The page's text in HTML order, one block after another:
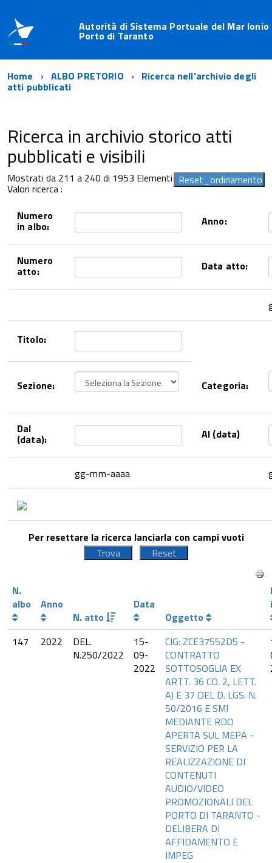
Autorità di Sistema Portuale del Mar Ionio
Porto di Taranto
Home ALBO PRETORIO Ricerca nell'archivio degli
atti pubblicati
Ricerca in archivio storico atti
pubblicati e visibili
Mostrati da 211 a 240 di 1953 Elementi
Valori ricerca :
Numero
in albo: Anno:
Numero
atto: Data atto:
Titolo:
Sezione: Categoria:
Dal
(data): Al (data)
gg-mm-aaaa
Per resettare la ricerca lanciarla con campi vuoti
N.
albo
Anno
N. atto
Data
Oggetto
147 2022
DEL.
N.250/2022
15-
09-
2022
CIG: ZCE37552D5 -
CONTRATTO
SOTTOSOGLIA EX
ARTT. 36 CO. 2, LETT.
A) E 37 DEL D. LGS. N.
50/2016 E SMI
MEDIANTE RDO
APERTA SUL MEPA -
SERVIZIO PER LA
REALIZZAZIONE DI
CONTENUTI
AUDIO/VIDEO
PROMOZIONALI DEL
PORTO DI TARANTO -
DELIBERA DI
AFFIDAMENTO E
IMPEG